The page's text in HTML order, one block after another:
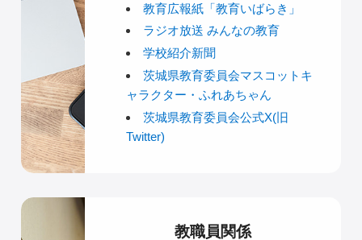
教育広報紙「教育いばらき」
ラジオ放送 みんなの教育
学校紹介新聞
茨城県教育委員会マスコットキ
ャラクター・ふれあちゃん
茨城県教育委員会公式X(旧
Twitter)
教職員関係